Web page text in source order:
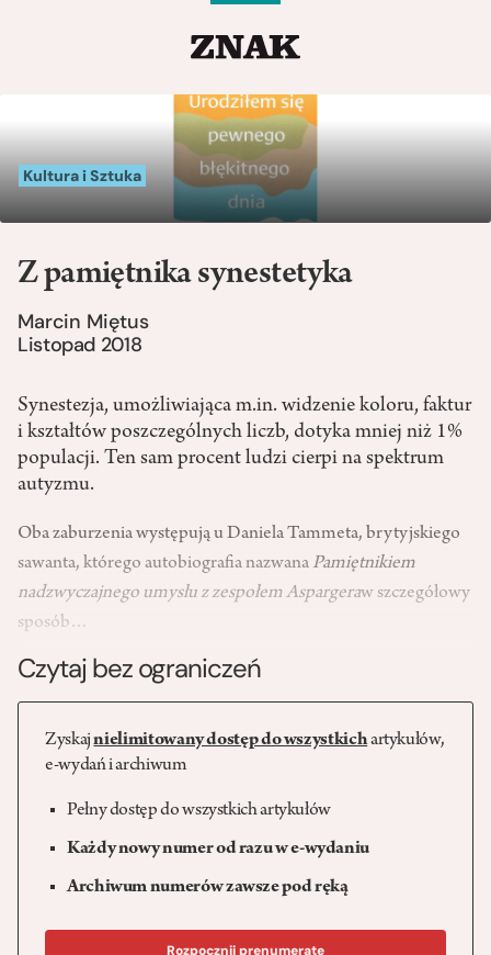
Kultura i Sztuka
Z pamiętnika synestetyka
Marcin Miętus
Listopad 2018
Synestezja, umożliwiająca m.in. widzenie koloru, faktur
i kształtów poszczególnych liczb, dotyka mniej niż 1%
populacji. Ten sam procent ludzi cierpi na spektrum
autyzmu.
Oba zaburzenia występują u Daniela Tammeta, brytyjskiego
sawanta, którego autobiografia nazwana Pamiętnikiem
nadzwyczajnego umysłu z zespołem Aspargeraw szczegółowy
sposób…
Czytaj bez ograniczeń
Zyskajnielimitowany dostęp do wszystkichartykułów,
e-wydań i archiwum
Pełny dostęp do wszystkich artykułów
Każdy nowy numer od razu w e-wydaniu
Archiwum numerów zawsze pod ręką
Rozpocznij prenumeratę